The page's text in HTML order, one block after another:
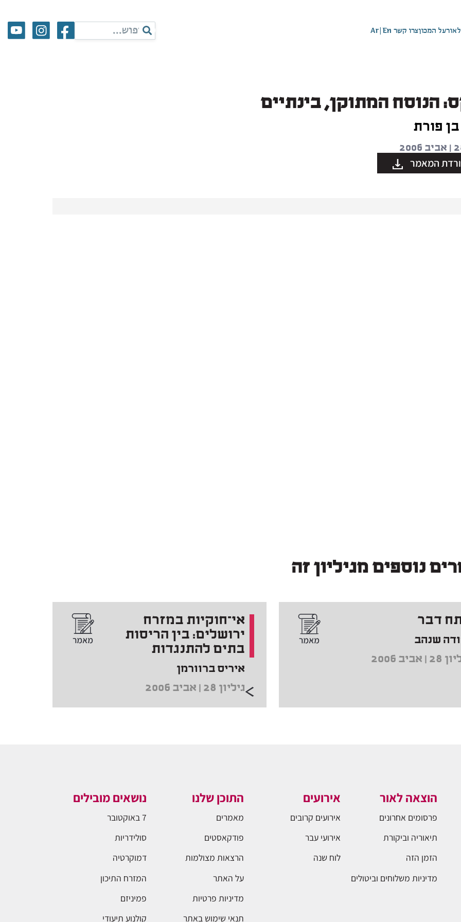
על המכוןצרו קשר En
|
Ar
הנוסח המתוקן, בינתיים
פורת
המאמר
נוספים מגיליון זה
דבר
שנהב
| אביב 2006
אי־חוקיות במזרח
ירושלים: בין הריסות
בתים להתנגדות
איריס ברוורמן
גיליון 28 | אביב 2006
הוצאה לאור
פרסומים אחרונים
תיאוריה וביקורת
הזמן הזה
מדיניות משלוחים וביטולים
אירועים
אירועים קרובים
אירועי עבר
לוח שנה
התוכן שלנו
מאמרים
פודקאסטים
הרצאות מצולמות
על האתר
מדיניות פרטיות
תנאי שימוש באתר
נושאים מובילים
7 באוקטובר
סולידריות
דמוקרטיה
המזרח התיכון
פמיניזם
קולנוע תיעודי